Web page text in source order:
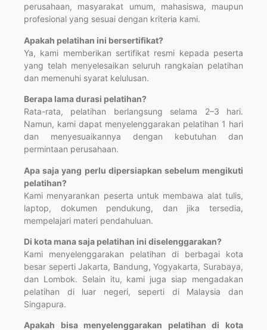
perusahaan, masyarakat umum, mahasiswa, maupun
profesional yang sesuai dengan kriteria kami.
Apakah pelatihan ini bersertifikat?
Ya, kami memberikan sertifikat resmi kepada peserta
yang telah menyelesaikan seluruh rangkaian pelatihan
dan memenuhi syarat kelulusan.
Berapa lama durasi pelatihan?
Rata-rata, pelatihan berlangsung selama 2–3 hari.
Namun, kami dapat menyelenggarakan pelatihan 1 hari
dan menyesuaikannya dengan kebutuhan dan
permintaan perusahaan.
Apa saja yang perlu dipersiapkan sebelum mengikuti
pelatihan?
Kami menyarankan peserta untuk membawa alat tulis,
laptop, dokumen pendukung, dan jika tersedia,
mempelajari materi pendahuluan.
Di kota mana saja pelatihan ini diselenggarakan?
Kami menyelenggarakan pelatihan di berbagai kota
besar seperti Jakarta, Bandung, Yogyakarta, Surabaya,
dan Lombok. Selain itu, kami juga siap mengadakan
pelatihan di luar negeri, seperti di Malaysia dan
Singapura.
Apakah bisa menyelenggarakan pelatihan di kota